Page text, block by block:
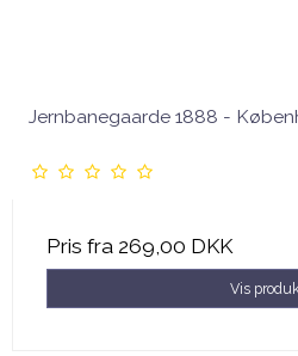
Jernbanegaarde 1888 -
Pris fra 269,00 DKK
Vis